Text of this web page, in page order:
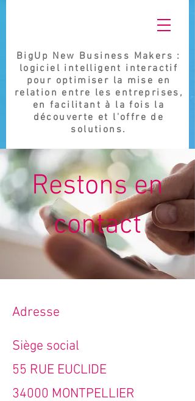
BigUp New Business Makers :
logiciel intelligent interactif
pour optimiser la mise en
relation entre les entreprises,
en facilitant à la fois la
découverte et l'offre de
solutions.
Restons en
contact
Adresse
Siège social
55 RUE EUCLIDE
34000 MONTPELLIER